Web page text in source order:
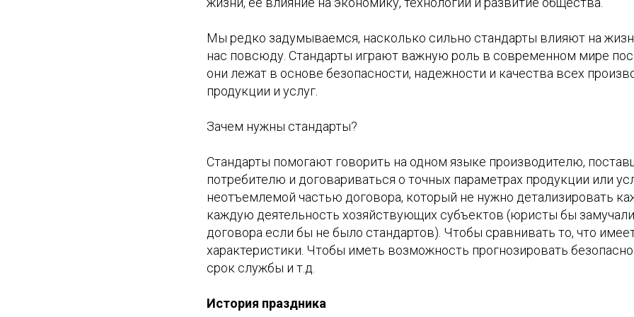
Мы редко задумываемся, насколько сильно стандарты влияют на
нас повсюду. Стандарты играют важную роль в современном мире
они лежат в основе безопасности, надежности и качества всех
продукции и услуг.
Зачем нужны стандарты?
Стандарты помогают говорить на одном языке производителю,
потребителю и договариваться о точных параметрах продукции или
неотъемлемой частью договора, который не нужно детализировать
каждую деятельность хозяйствующих субъектов (юристы бы
договора если бы не было стандартов). Чтобы сравнивать то, что
характеристики. Чтобы иметь возможность прогнозировать
срок службы и т.д.
История праздника